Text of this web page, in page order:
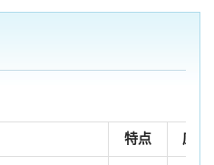
特点 应用